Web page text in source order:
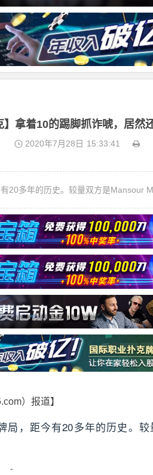
】拿着10的踢脚抓诈唬，居然
2020年7月28日 15:33:41
20多年的历史。较量双方是Mansour
）报道】
局，距今有20多年的历史。较